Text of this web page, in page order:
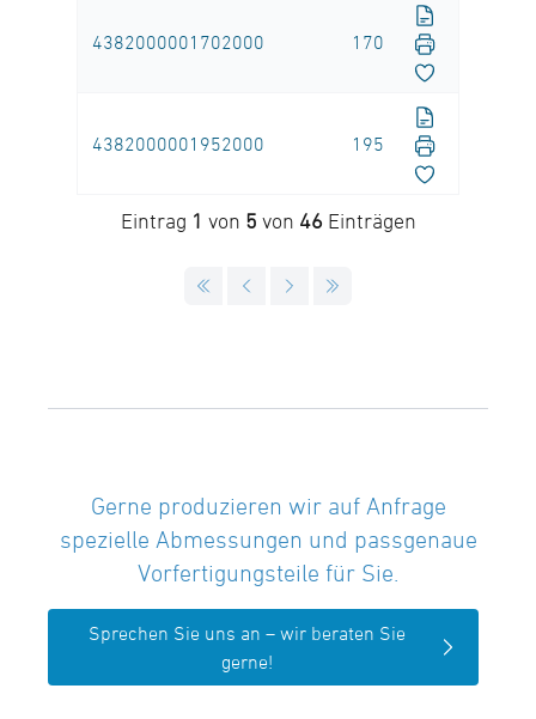
4382000001702000 170
4382000001952000 195
Eintrag 1 von 5 von 46 Einträgen
Gerne produzieren wir auf Anfrage
spezielle Abmessungen und passgenaue
Vorfertigungsteile für Sie.
Sprechen Sie uns an – wir beraten Sie
gerne!